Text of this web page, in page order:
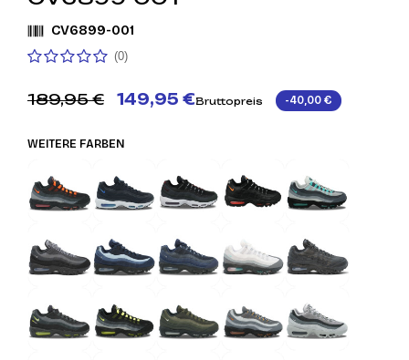
CV6899-001
(0)
189,95 € 149,95 €Bruttopreis -40,00 €
WEITERE FARBEN